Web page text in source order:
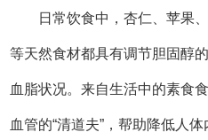
肤状态良好，整体呈现出健康
多种莓果对皮肤和健康具
美容功效在欧洲被誉为“可食用